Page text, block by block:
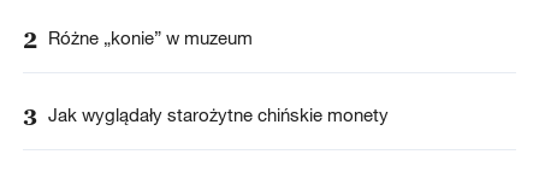
2 Różne „konie” w muzeum
3 Jak wyglądały starożytne chińskie monety